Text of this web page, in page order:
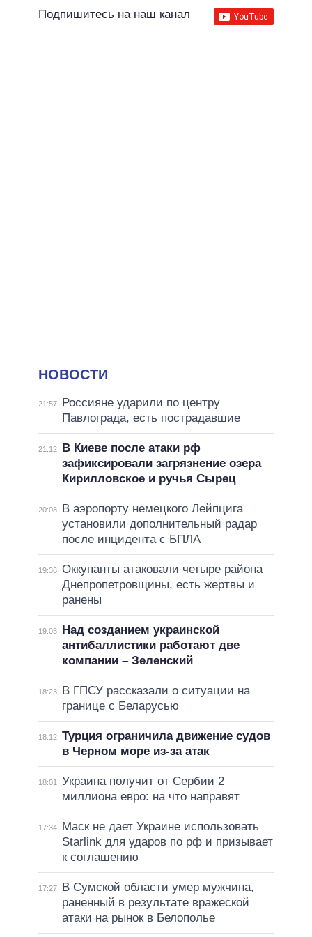
Подпишитесь на наш канал
НОВОСТИ
21:57
Россияне ударили по центру
Павлограда, есть пострадавшие
21:12
В Киеве после атаки рф
зафиксировали загрязнение озера
Кирилловское и ручья Сырец
20:08
В аэропорту немецкого Лейпцига
установили дополнительный радар
после инцидента с БПЛА
19:36 Оккупанты атаковали четыре района
Днепропетровщины, есть жертвы и
ранены
19:03
Над созданием украинской
антибаллистики работают две
компании – Зеленский
18:23
В ГПСУ рассказали о ситуации на
границе с Беларусью
18:12 Турция ограничила движение судов
в Черном море из-за атак
18:01
Украина получит от Сербии 2
миллиона евро: на что направят
17:34
Маск не дает Украине использовать
Starlink для ударов по рф и призывает
к соглашению
17:27
В Сумской области умер мужчина,
раненный в результате вражеской
атаки на рынок в Белополье